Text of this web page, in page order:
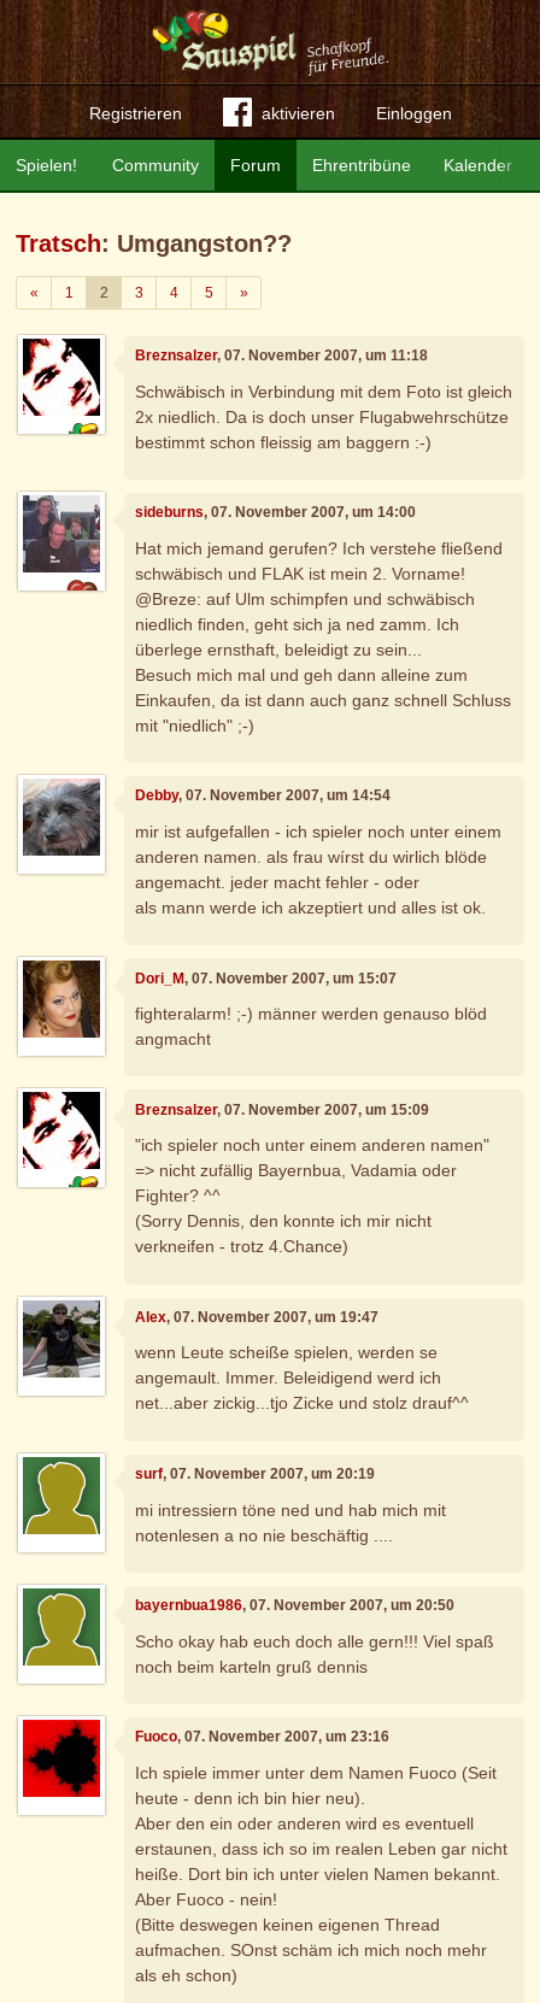
Registrieren aktivieren Einloggen
Community Forum Ehrentribüne Kalender
Spielen!
Tratsch: Umgangston??
«Zurück
1 2 3 4 5 »Weiter
Breznsalzer, 07. November 2007, um 11:18
Schwäbisch in Verbindung mit dem Foto ist gleich
2x niedlich. Da is doch unser Flugabwehrschütze
bestimmt schon fleissig am baggern :-)
sideburns, 07. November 2007, um 14:00
Hat mich jemand gerufen? Ich verstehe fließend
schwäbisch und FLAK ist mein 2. Vorname!
@Breze: auf Ulm schimpfen und schwäbisch
niedlich finden, geht sich ja ned zamm. Ich
überlege ernsthaft, beleidigt zu sein...
Besuch mich mal und geh dann alleine zum
Einkaufen, da ist dann auch ganz schnell Schluss
mit "niedlich" ;-)
Debby, 07. November 2007, um 14:54
mir ist aufgefallen - ich spieler noch unter einem
anderen namen. als frau wírst du wirlich blöde
angemacht. jeder macht fehler - oder
als mann werde ich akzeptiert und alles ist ok.
Dori_M, 07. November 2007, um 15:07
fighteralarm! ;-) männer werden genauso blöd
angmacht
Breznsalzer, 07. November 2007, um 15:09
"ich spieler noch unter einem anderen namen"
=> nicht zufällig Bayernbua, Vadamia oder
Fighter? ^^
(Sorry Dennis, den konnte ich mir nicht
verkneifen - trotz 4.Chance)
Alex, 07. November 2007, um 19:47
wenn Leute scheiße spielen, werden se
angemault. Immer. Beleidigend werd ich
net...aber zickig...tjo Zicke und stolz drauf^^
surf, 07. November 2007, um 20:19
mi intressiern töne ned und hab mich mit
notenlesen a no nie beschäftig ....
bayernbua1986, 07. November 2007, um 20:50
Scho okay hab euch doch alle gern!!! Viel spaß
noch beim karteln gruß dennis
Fuoco, 07. November 2007, um 23:16
Ich spiele immer unter dem Namen Fuoco (Seit
heute - denn ich bin hier neu).
Aber den ein oder anderen wird es eventuell
erstaunen, dass ich so im realen Leben gar nicht
heiße. Dort bin ich unter vielen Namen bekannt.
Aber Fuoco - nein!
(Bitte deswegen keinen eigenen Thread
aufmachen. SOnst schäm ich mich noch mehr
als eh schon)